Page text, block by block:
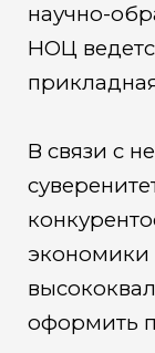
научно-
НОЦ
В связи с
экономики
оформить